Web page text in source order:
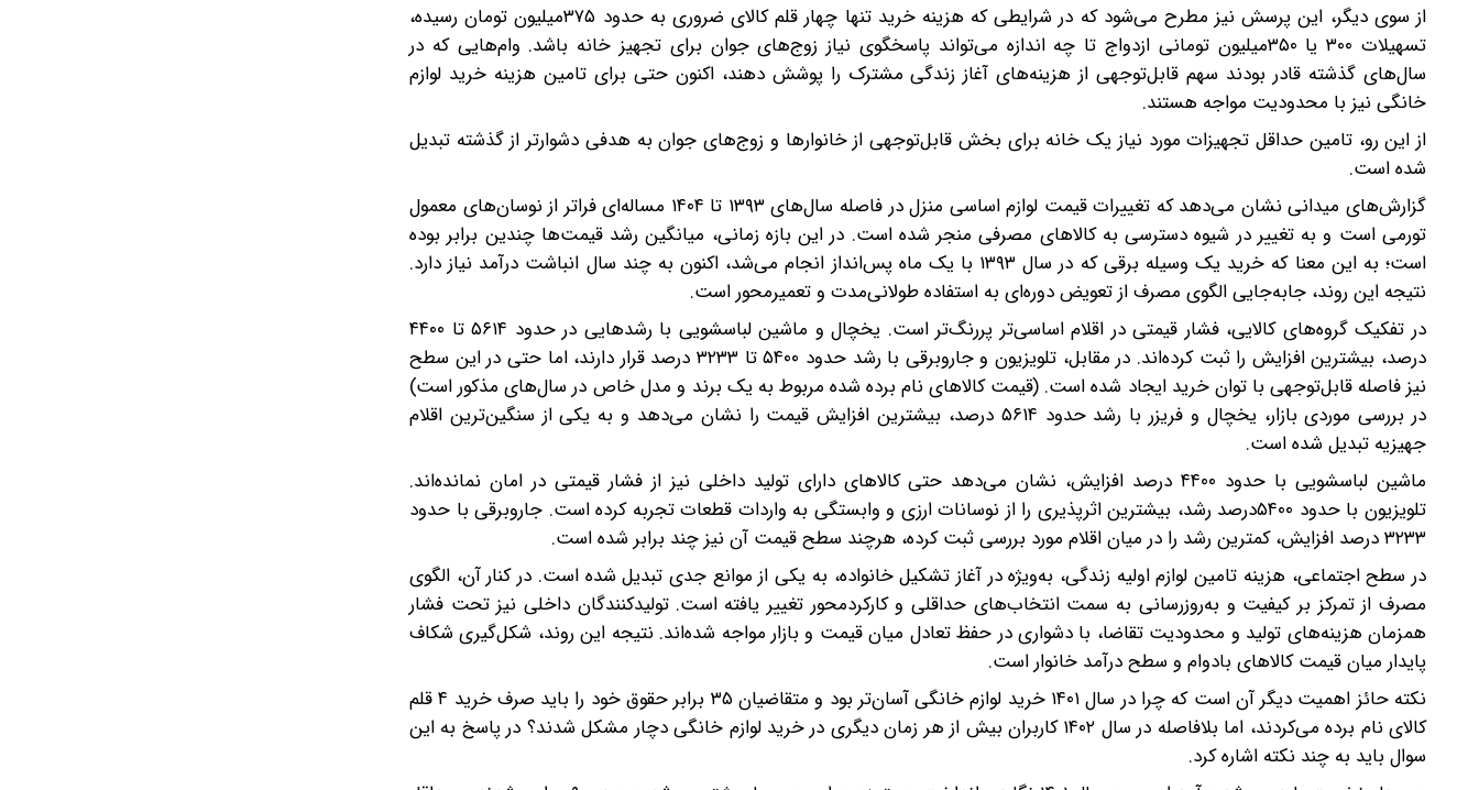
از سوی دیگر، این پرسش نیز مطرح می‌شود که در شرایطی که هزینه خرید تنها چهار قلم کالای ضروری به حدود ۳۷۵میلیون تومان رسیده،
تسهیلات ۳۰۰ یا ۳۵۰میلیون تومانی ازدواج تا چه اندازه می‌تواند پاسخگوی نیاز زوج‌های جوان برای تجهیز خانه باشد. وام‌هایی که در
سال‌های گذشته قادر بودند سهم قابل‌توجهی از هزینه‌های آغاز زندگی مشترک را پوشش دهند، اکنون حتی برای تامین هزینه خرید لوازم
خانگی نیز با محدودیت مواجه هستند.
از این رو، تامین حداقل تجهیزات مورد نیاز یک خانه برای بخش قابل‌توجهی از خانوارها و زوج‌های جوان به هدفی دشوارتر از گذشته تبدیل
شده است.
گزارش‌های میدانی نشان می‌دهد که تغییرات قیمت لوازم اساسی منزل در فاصله سال‌های ۱۳۹۳ تا ۱۴۰۴ مساله‌ای فراتر از نوسان‌های معمول
تورمی است و به تغییر در شیوه دسترسی به کالاهای مصرفی منجر شده است. در این بازه زمانی، میانگین رشد قیمت‌ها چندین برابر بوده
است؛ به این معنا که خرید یک وسیله برقی که در سال ۱۳۹۳ با یک ماه پس‌انداز انجام می‌شد، اکنون به چند سال انباشت درآمد نیاز دارد.
نتیجه این روند، جابه‌جایی الگوی مصرف از تعویض دوره‌ای به استفاده طولانی‌مدت و تعمیرمحور است.
در تفکیک گروه‌های کالایی، فشار قیمتی در اقلام اساسی‌تر پررنگ‌تر است. یخچال و ماشین لباسشویی با رشدهایی در حدود ۵۶۱۴ تا ۴۴۰۰
درصد، بیشترین افزایش را ثبت کرده‌اند. در مقابل، تلویزیون و جاروبرقی با رشد حدود ۵۴۰۰ تا ۳۲۳۳ درصد قرار دارند، اما حتی در این سطح
نیز فاصله قابل‌توجهی با توان خرید ایجاد شده است. (قیمت کالاهای نام برده شده مربوط به یک برند و مدل خاص در سال‌های مذکور است)
در بررسی موردی بازار، یخچال و فریزر با رشد حدود ۵۶۱۴ درصد، بیشترین افزایش قیمت را نشان می‌دهد و به یکی از سنگین‌ترین اقلام
جهیزیه تبدیل شده است.
ماشین لباسشویی با حدود ۴۴۰۰ درصد افزایش، نشان می‌دهد حتی کالاهای دارای تولید داخلی نیز از فشار قیمتی در امان نمانده‌اند.
تلویزیون با حدود ۵۴۰۰درصد رشد، بیشترین اثرپذیری را از نوسانات ارزی و وابستگی به واردات قطعات تجربه کرده است. جاروبرقی با حدود
۳۲۳۳ درصد افزایش، کمترین رشد را در میان اقلام مورد بررسی ثبت کرده، هرچند سطح قیمت آن نیز چند برابر شده است.
در سطح اجتماعی، هزینه تامین لوازم اولیه زندگی، به‌ویژه در آغاز تشکیل خانواده، به یکی از موانع جدی تبدیل شده است. در کنار آن، الگوی
مصرف از تمرکز بر کیفیت و به‌روزرسانی به سمت انتخاب‌های حداقلی و کارکردمحور تغییر یافته است. تولیدکنندگان داخلی نیز تحت فشار
همزمان هزینه‌های تولید و محدودیت تقاضا، با دشواری در حفظ تعادل میان قیمت و بازار مواجه شده‌اند. نتیجه این روند، شکل‌گیری شکاف
پایدار میان قیمت کالاهای بادوام و سطح درآمد خانوار است.
نکته حائز اهمیت دیگر آن است که چرا در سال ۱۴۰۱ خرید لوازم خانگی آسان‌تر بود و متقاضیان ۳۵ برابر حقوق خود را باید صرف خرید ۴ قلم
کالای نام برده می‌کردند، اما بلافاصله در سال ۱۴۰۲ کاربران بیش از هر زمان دیگری در خرید لوازم خانگی دچار مشکل شدند؟ در پاسخ به این
سوال باید به چند نکته اشاره کرد.